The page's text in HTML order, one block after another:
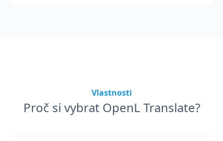
Vlastnosti
Proč si vybrat OpenL Translate?